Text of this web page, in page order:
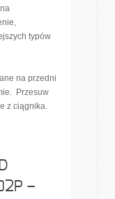
typów
na przedni
Przesuw
z ciągnika.
–